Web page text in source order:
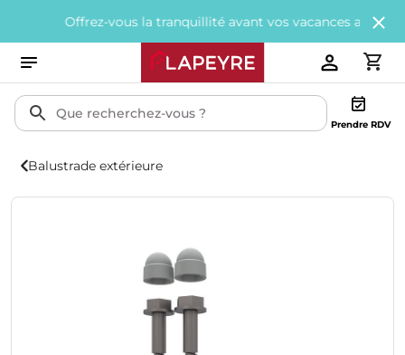
Offrez-vous la tranquillité avant vos vacances avec200€
Prendre RDV
Balustrade extérieure